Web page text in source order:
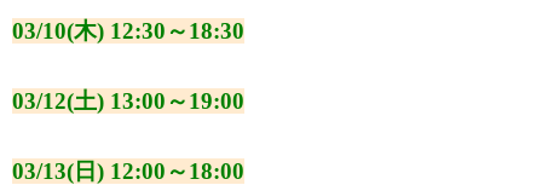
03/10(木) 12:30～18:30
03/12(土) 13:00～19:00
03/13(日) 12:00～18:00